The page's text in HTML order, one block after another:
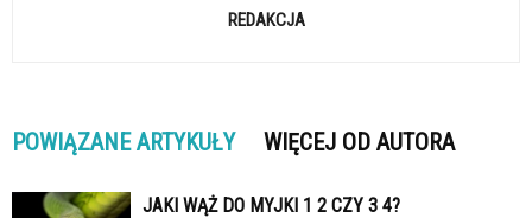
REDAKCJA
POWIĄZANE ARTYKUŁY WIĘCEJ OD AUTORA
JAKI WĄŻ DO MYJKI 1 2 CZY 3 4?